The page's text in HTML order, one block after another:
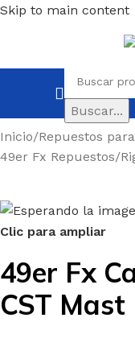
Skip to main content
Buscar...
Inicio/Repuestos
49er Fx Repuestos/
Clic para ampliar
49er Fx
CST Mast